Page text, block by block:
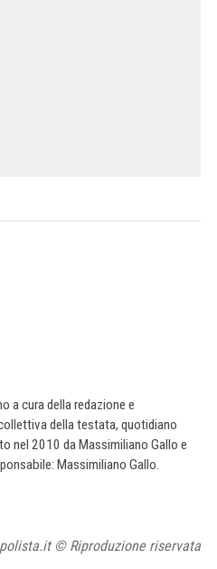
a cura della redazione e
della testata, quotidiano
nel 2010 da Massimiliano Gallo e
Massimiliano Gallo.
© Riproduzione riservata